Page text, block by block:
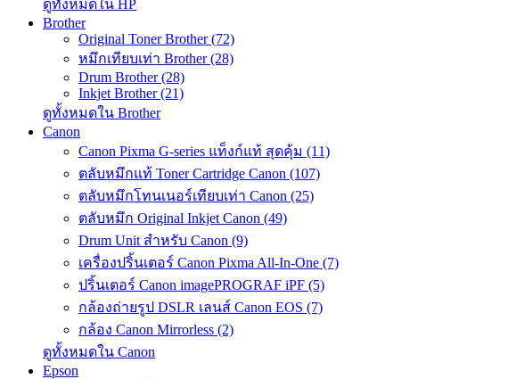
ดูทั้งหมดใน HP
Brother
Original Toner Brother (72)
หมึกเทียบเท่า Brother (28)
Drum Brother (28)
Inkjet Brother (21)
ดูทั้งหมดใน Brother
Canon
Canon Pixma G-series แท็งก์แท้ สุดคุ้ม (11)
ตลับหมึกแท้ Toner Cartridge Canon (107)
ตลับหมึกโทนเนอร์เทียบเท่า Canon (25)
ตลับหมึก Original Inkjet Canon (49)
Drum Unit สำหรับ Canon (9)
เครื่องปริ้นเตอร์ Canon Pixma All-In-One (7)
ปริ้นเตอร์ Canon imagePROGRAF iPF (5)
กล้องถ่ายรูป DSLR เลนส์ Canon EOS (7)
กล้อง Canon Mirrorless (2)
ดูทั้งหมดใน Canon
Epson